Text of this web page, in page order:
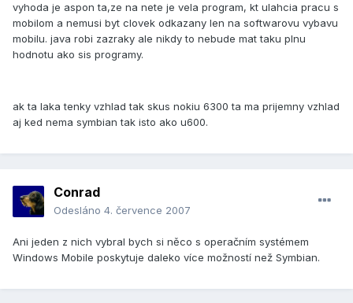
vyhoda je aspon ta,ze na nete je vela program, kt ulahcia pracu s
mobilom a nemusi byt clovek odkazany len na softwarovu vybavu
mobilu. java robi zazraky ale nikdy to nebude mat taku plnu
hodnotu ako sis programy.
ak ta laka tenky vzhlad tak skus nokiu 6300 ta ma prijemny vzhlad
aj ked nema symbian tak isto ako u600.
Conrad
Odesláno 4. července 2007
Ani jeden z nich vybral bych si něco s operačním systémem
Windows Mobile poskytuje daleko více možností než Symbian.